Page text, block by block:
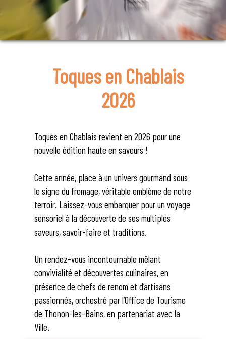
Toques en Chablais
2026
Toques en Chablais revient en 2026 pour une
nouvelle édition haute en saveurs !
Cette année, place à un univers gourmand sous
le signe du fromage, véritable emblème de notre
terroir. Laissez-vous embarquer pour un voyage
sensoriel à la découverte de ses multiples
saveurs, savoir-faire et traditions.
Un rendez-vous incontournable mêlant
convivialité et découvertes culinaires, en
présence de chefs de renom et d’artisans
passionnés, orchestré par l’Office de Tourisme
de Thonon-les-Bains, en partenariat avec la
Ville.